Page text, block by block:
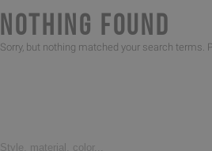
NOTHING FOUND
Sorry, but nothing matched your search